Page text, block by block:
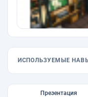
ИСПОЛЬЗУЕМЫЕ
Презентация